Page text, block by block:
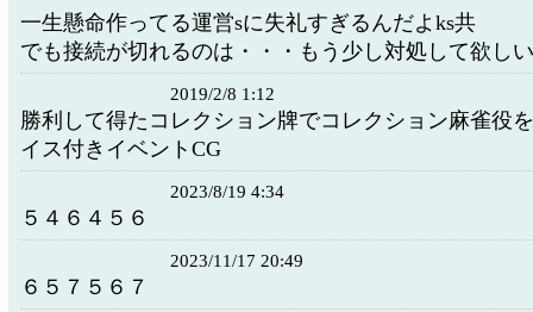
一生懸命作ってる運営sに失礼すぎるんだよks共
でも接続が切れるのは・・・もう少し対処して欲し
2019/2/8 1:12
勝利して得たコレクション牌でコレクション麻雀役
イス付きイベントCG
2023/8/19 4:34
５４６４５６
2023/11/17 20:49
６５７５６７